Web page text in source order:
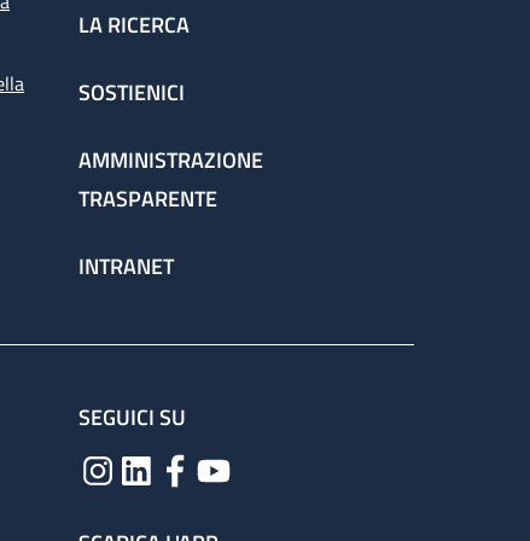
attraverso il percorso
LA RICERCA
SOSTIENICI
AMMINISTRAZIONE
TRASPARENTE
INTRANET
SEGUICI SU